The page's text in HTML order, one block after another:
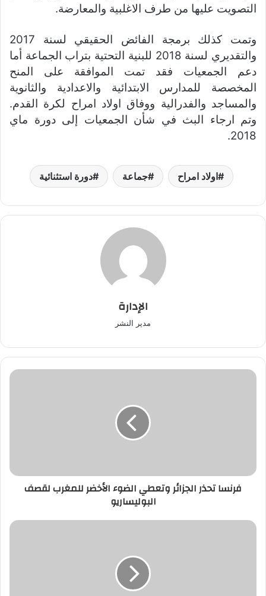
التصويت عليها من طرف الاغلبية والمعارضة.
وتمت كذلك برمجة الفائض الحقيقي لسنة 2017
والتقديري لسنة 2018 للبنية التحتية بتراب الجماعة أما
دعم الجمعيات فقد تمت الموافقة على المنح
المخصصة للمدارس الابتدائية والاعدادية والثانوية
والمساجد والفدرالية ووفاق اولاد امراح لكرة القدم.
وتم ارجاء البث في شأن الجمعيات إلى دورة ماي
2018.
اولاد امراح جماعة دورة استثنائية
الإدارة
مدير النشر
فرنسا
البوليساريو
فرنسا تحذر الجزائر وتعطي الضوء الأخضر للمغرب لقصف
البوليساريو
هجرة